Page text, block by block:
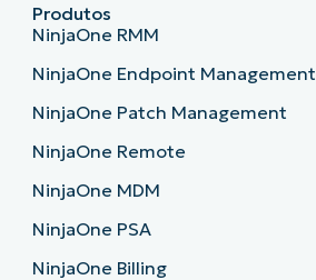
Produtos
NinjaOne RMM
NinjaOne Endpoint Management
NinjaOne Patch Management
NinjaOne Remote
NinjaOne MDM
NinjaOne PSA
NinjaOne Billing